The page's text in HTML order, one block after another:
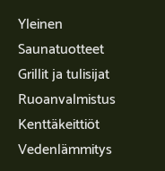
Yleinen
Saunatuotteet
Grillit ja tulisijat
Ruoanvalmistus
Kenttäkeittiöt
Vedenlämmitys